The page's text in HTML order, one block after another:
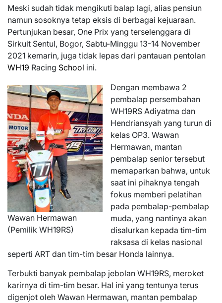
Meski sudah tidak mengikuti balap lagi, alias pensiun
namun sosoknya tetap eksis di berbagai kejuaraan.
Pertunjukan besar, One Prix yang terselenggara di
Sirkuit Sentul, Bogor, Sabtu-Minggu 13-14 November
2021 kemarin, juga tidak lepas dari pantauan pentolan
WH19 Racing School ini.
Wawan Hermawan
(Pemilik WH19RS)
Dengan membawa 2
pembalap persembahan
WH19RS Adiyatma dan
Hendriansyah yang turun di
kelas OP3. Wawan
Hermawan, mantan
pembalap senior tersebut
memaparkan bahwa, untuk
saat ini pihaknya tengah
fokus memberi pelatihan
pada pembalap-pembalap
muda, yang nantinya akan
disalurkan kepada tim-tim
raksasa di kelas nasional
seperti ART dan tim-tim besar Honda lainnya.
Terbukti banyak pembalap jebolan WH19RS, meroket
karirnya di tim-tim besar. Hal ini yang tentunya terus
digenjot oleh Wawan Hermawan, mantan pembalap